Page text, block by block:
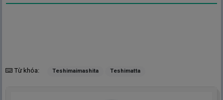
Từ khóa: Teshimaimashita Teshimatta